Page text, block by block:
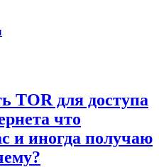
TOR для доступа
что
и иногда получаю